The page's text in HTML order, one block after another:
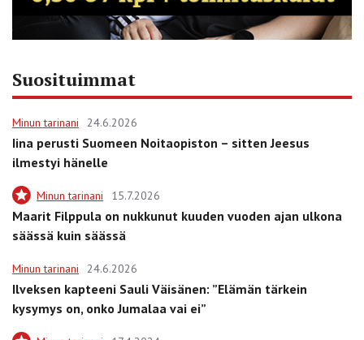
Suosituimmat
Minun tarinani 24.6.2026
Iina perusti Suomeen Noitaopiston – sitten Jeesus
ilmestyi hänelle
Minun tarinani 15.7.2026
Maarit Filppula on nukkunut kuuden vuoden ajan ulkona
säässä kuin säässä
Minun tarinani 24.6.2026
Ilveksen kapteeni Sauli Väisänen: ”Elämän tärkein
kysymys on, onko Jumalaa vai ei”